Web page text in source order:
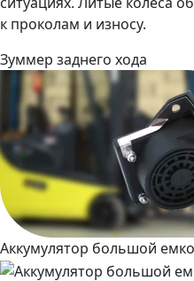
к проколам и износу.
Зуммер заднего хода
Аккумулятор большой